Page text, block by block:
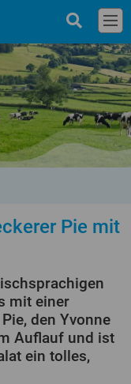
Pie mit
mit einer
den Yvonne
Auflauf und ist
ein tolles,